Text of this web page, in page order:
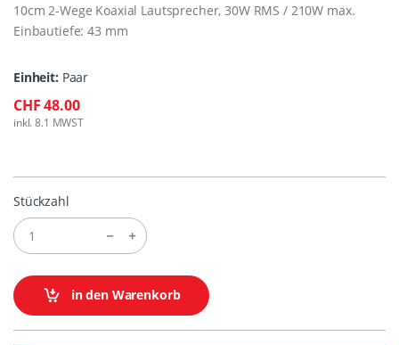
10cm 2-Wege Koaxial Lautsprecher, 30W RMS / 210W max.
Einbautiefe: 43 mm
Einheit: Paar
CHF 48.00
inkl. 8.1 MWST
Stückzahl
in den Warenkorb